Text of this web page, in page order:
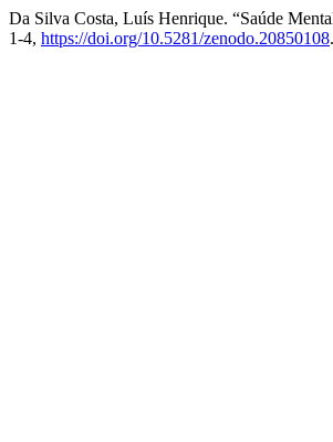
Da Silva Costa, Luís Henrique. “Saúde
1-4, https://doi.org/10.5281/zenodo.20850108.